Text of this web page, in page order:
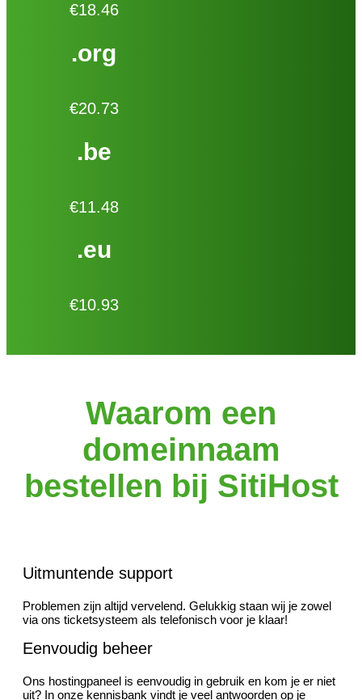
€18.46
.org
€20.73
.be
€11.48
.eu
€10.93
Waarom een
domeinnaam
bestellen bij SitiHost
Uitmuntende support
Problemen zijn altijd vervelend. Gelukkig staan wij je zowel
via ons ticketsysteem als telefonisch voor je klaar!
Eenvoudig beheer
Ons hostingpaneel is eenvoudig in gebruik en kom je er niet
uit? In onze kennisbank vindt je veel antwoorden op je